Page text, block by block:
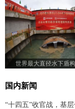
世界最大直径水下盾
国内新闻
“十四五”收官战，基